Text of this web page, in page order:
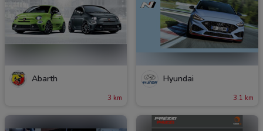
Abarth
3 km
Hyundai
3.1 km